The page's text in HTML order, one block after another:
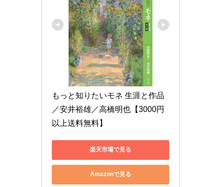
もっと知りたいモネ 生涯と作品
／安井裕雄／高橋明也【3000円
以上送料無料】
楽天市場で見る
Amazonで見る